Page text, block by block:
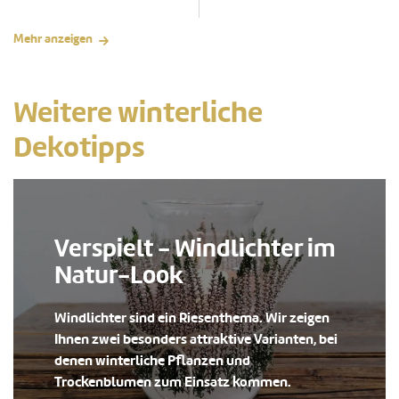
Mehr anzeigen
Weitere winterliche
Dekotipps
Verspielt - Windlichter im
Natur-Look
Windlichter sind ein Riesenthema. Wir zeigen
Ihnen zwei besonders attraktive Varianten, bei
denen winterliche Pflanzen und
Trockenblumen zum Einsatz kommen.